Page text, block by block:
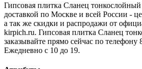
Гипсовая плитка Сланец
доставкой по Москве и всей России -
а так же скидки и распродажи от
kirpich.ru. Гипсовая плитка Сланец
заказывайте прямо сейчас по телефону
Ежедневно с 10 до 19.